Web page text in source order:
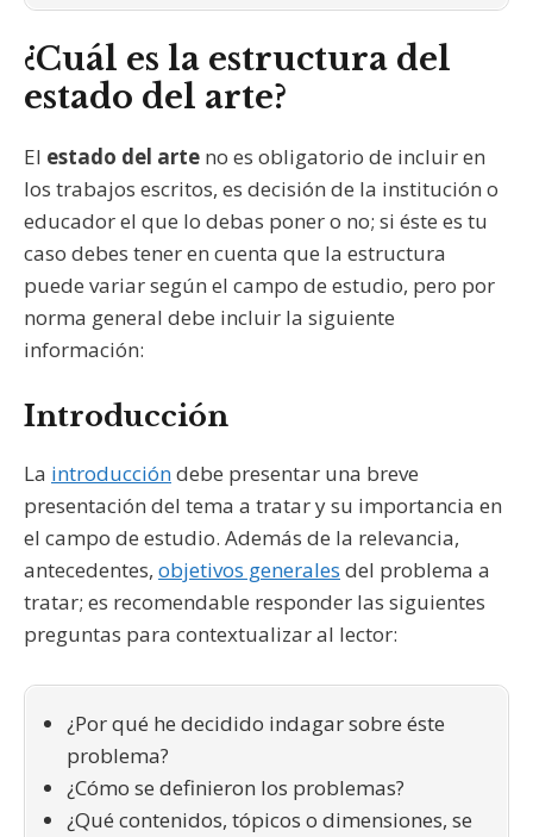
¿Cuál es la estructura del
estado del arte?
El estado del arte no es obligatorio de incluir en
los trabajos escritos, es decisión de la institución o
educador el que lo debas poner o no; si éste es tu
caso debes tener en cuenta que la estructura
puede variar según el campo de estudio, pero por
norma general debe incluir la siguiente
información:
Introducción
La introduccióndebe presentar una breve
presentación del tema a tratar y su importancia en
el campo de estudio. Además de la relevancia,
antecedentes, objetivos generales del problema a
tratar; es recomendable responder las siguientes
preguntas para contextualizar al lector:
¿Por qué he decidido indagar sobre éste
problema?
¿Cómo se definieron los problemas?
¿Qué contenidos, tópicos o dimensiones, se